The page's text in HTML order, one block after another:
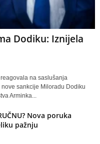
Dodiku: Iznijela
na saslušanja
sankcije Miloradu Dodiku
Arminka...
Nova poruka
pažnju